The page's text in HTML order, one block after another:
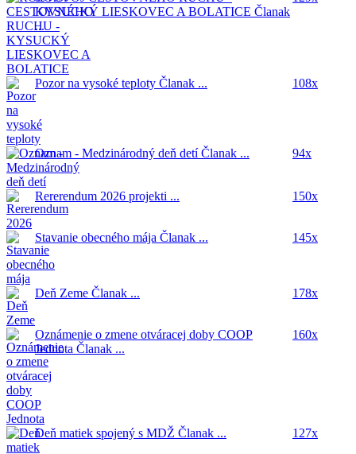
KYSUCKÝ LIESKOVEC A BOLATICE Članak
...
Pozor na vysoké teploty Članak ... 108x
Oznam - Medzinárodný deň detíČlanak ... 94x
Rererendum 2026 projekti ... 150x
Stavanie obecného mája Članak ... 145x
Deň Zeme Članak ... 178x
Oznámenie o zmene otváracej doby COOP
Jednota Članak ...
160x
Deň matiek spojený s MDŽ Članak ... 127x